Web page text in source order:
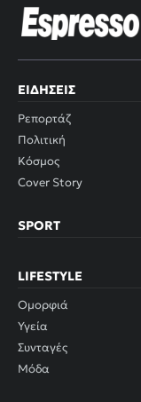
ΕΙΔΉΣΕΙΣ
Ρεπορτάζ
Πολιτική
Κόσμος
Cover Story
SPORT
LIFESTYLE
Ομορφιά
Υγεία
Συνταγές
Μόδα